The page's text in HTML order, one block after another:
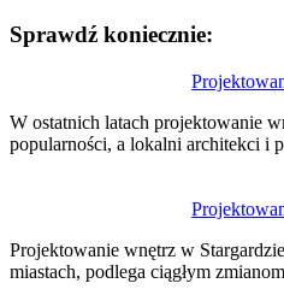
Sprawdź koniecznie:
W ostatnich latach projektowanie
popularności, a lokalni architekci i
Projektowanie wnętrz w
miastach, podlega ciągłym
wpisu